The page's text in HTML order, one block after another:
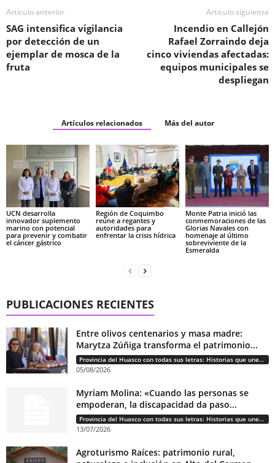
Artículo anterior
SAG intensifica vigilancia
por detección de un
ejemplar de mosca de la
fruta
Artículo siguiente
Incendio en Callejón
Rafael Zorraindo deja
cinco viviendas afectadas:
equipos municipales se
despliegan
Artículos relacionados Más del autor
UCN desarrolla
innovador suplemento
marino con potencial
para prevenir y combatir
el cáncer gástrico
Región de Coquimbo
reúne a regantes y
autoridades para
enfrentar la crisis hídrica
Monte Patria inició las
conmemoraciones de las
Glorias Navales con
homenaje al último
sobreviviente de la
Esmeralda
PUBLICACIONES RECIENTES
Entre olivos centenarios y masa madre:
Marytza Zúñiga transforma el patrimonio...
Provincia del Huasco con todas sus letras: Historias que unen cultura, diversidad e identidad
05/08/2026
Myriam Molina: «Cuando las personas se
empoderan, la discapacidad da paso...
Provincia del Huasco con todas sus letras: Historias que unen cultura, diversidad e identidad
13/07/2026
Agroturismo Raíces: patrimonio rural,